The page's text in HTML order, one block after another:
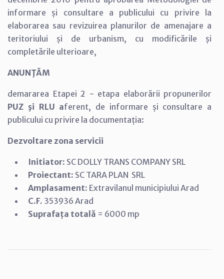
informare și consultare a publicului cu privire la
elaborarea sau revizuirea planurilor de amenajare a
teritoriului și de urbanism, cu modificările și
completările ulterioare,
ANUNŢĂM
demararea Etapei 2 - etapa elaborării propunerilor
PUZ şi RLU aferent, de informare și consultare a
publicului cu privire la documentația:
Dezvoltare zona servicii
Initiator: SC DOLLY TRANS COMPANY SRL
Proiectant: SC TARA PLAN SRL
Amplasament: Extravilanul municipiului Arad
C.F. 353936 Arad
Suprafața totală = 6000 mp